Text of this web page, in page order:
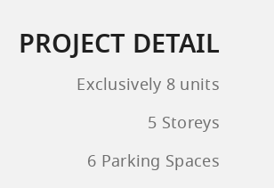
PROJECT DETAIL
Exclusively 8 units
5 Storeys
6 Parking Spaces